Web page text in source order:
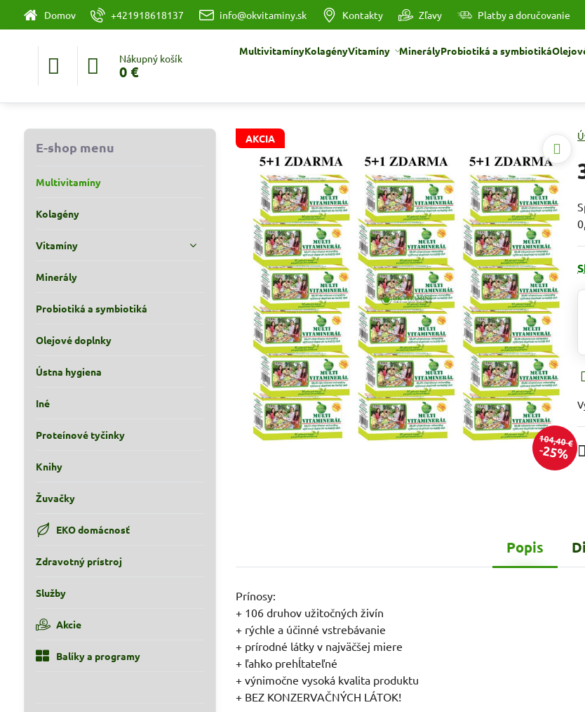
Domov +421918618137 info@okvitaminy.sk Kontakty Zľavy Platby a doručovanie
Nákupný košík
0 €
MultivitamínyKolagényVitamíny MinerályProbiotiká a symbiotiká
AKCIA
104,40 €
25%
Popis
Prínosy:
+ 106 druhov užitočných živín
+ rýchle a účinné vstrebávanie
+ prírodné látky v najväčšej miere
+ ľahko prehĺtateľné
+ výnimočne vysoká kvalita produktu
+ BEZ KONZERVAČNÝCH LÁTOK!
E-shop menu
Multivitamíny
Kolagény
Vitamíny
Minerály
Probiotiká a symbiotiká
Olejové doplnky
Ústna hygiena
Iné
Proteínové tyčinky
Knihy
Žuvačky
EKO domácnosť
Zdravotný prístroj
Služby
Akcie
Balíky a programy